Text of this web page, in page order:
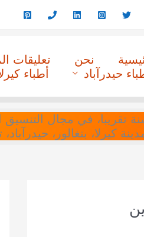
نحن
تعليقات
حيدرآباد
أطباء
منذ ١٦ سنة تقريبا، في
كيرلا، بنغالور،